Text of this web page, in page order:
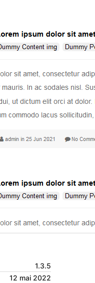
1.3.5
12 mai 2022